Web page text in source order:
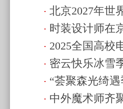
21:22)
集正式启动
北京2027年世
召开(2025.12.11
时装设计师在
(2025.12.10 19:39)
2025全国高校
(2025.12.7 22:07)
密云快乐冰雪
(2025.12.7 19:14)
“荟聚森光绮
中外魔术师齐